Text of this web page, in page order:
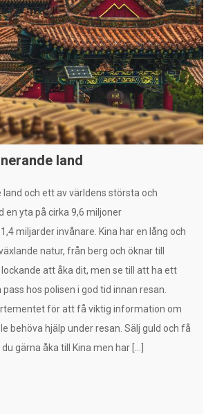
land
land och ett av världens största och
en yta på cirka 9,6 miljoner
miljarder invånare. Kina har en lång och
natur, från berg och öknar till
att åka dit, men se till att ha ett
hos polisen i god tid innan resan.
för att få viktig information om
behöva hjälp under resan. Sälj guld och få
gärna åka till Kina men har […]